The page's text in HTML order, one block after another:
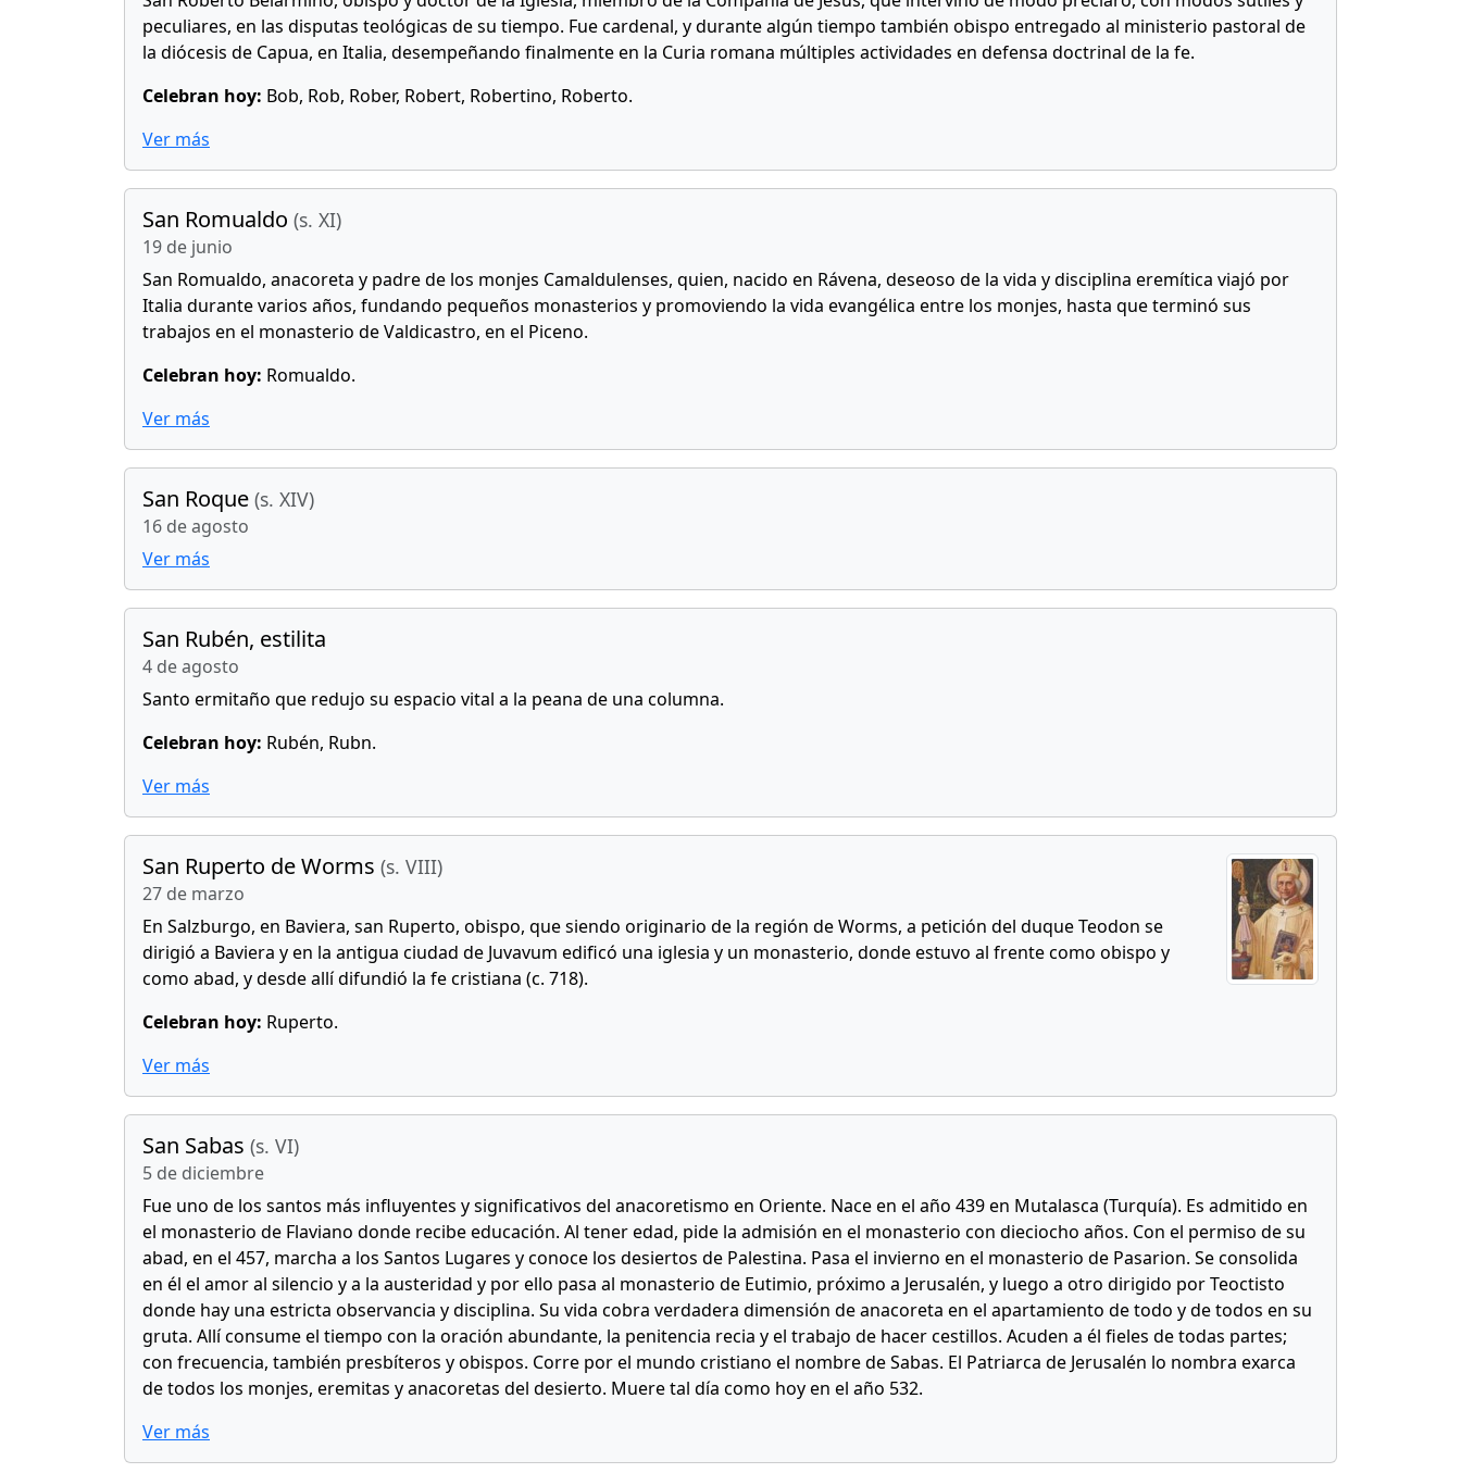
peculiares, en las disputas teológicas de su tiempo. Fue cardenal, y durante algún tiempo también obispo entregado al ministerio pastoral de
la diócesis de Capua, en Italia, desempeñando finalmente en la Curia romana múltiples actividades en defensa doctrinal de la fe.
Celebran hoy: Bob, Rob, Rober, Robert, Robertino, Roberto.
Ver más
San Romualdo (s. XI)
19 de junio
San Romualdo, anacoreta y padre de los monjes Camaldulenses, quien, nacido en Rávena, deseoso de la vida y disciplina eremítica viajó por
Italia durante varios años, fundando pequeños monasterios y promoviendo la vida evangélica entre los monjes, hasta que terminó sus
trabajos en el monasterio de Valdicastro, en el Piceno.
Celebran hoy: Romualdo.
Ver más
San Roque (s. XIV)
16 de agosto
Ver más
San Rubén, estilita
4 de agosto
Santo ermitaño que redujo su espacio vital a la peana de una columna.
Celebran hoy: Rubén, Rubn.
Ver más
San Ruperto de Worms (s. VIII)
27 de marzo
En Salzburgo, en Baviera, san Ruperto, obispo, que siendo originario de la región de Worms, a petición del duque Teodon se
dirigió a Baviera y en la antigua ciudad de Juvavum edificó una iglesia y un monasterio, donde estuvo al frente como obispo y
como abad, y desde allí difundió la fe cristiana (c. 718).
Celebran hoy: Ruperto.
Ver más
San Sabas (s. VI)
5 de diciembre
Fue uno de los santos más influyentes y significativos del anacoretismo en Oriente. Nace en el año 439 en Mutalasca (Turquía). Es admitido en
el monasterio de Flaviano donde recibe educación. Al tener edad, pide la admisión en el monasterio con dieciocho años. Con el permiso de su
abad, en el 457, marcha a los Santos Lugares y conoce los desiertos de Palestina. Pasa el invierno en el monasterio de Pasarion. Se consolida
en él el amor al silencio y a la austeridad y por ello pasa al monasterio de Eutimio, próximo a Jerusalén, y luego a otro dirigido por Teoctisto
donde hay una estricta observancia y disciplina. Su vida cobra verdadera dimensión de anacoreta en el apartamiento de todo y de todos en su
gruta. Allí consume el tiempo con la oración abundante, la penitencia recia y el trabajo de hacer cestillos. Acuden a él fieles de todas partes;
con frecuencia, también presbíteros y obispos. Corre por el mundo cristiano el nombre de Sabas. El Patriarca de Jerusalén lo nombra exarca
de todos los monjes, eremitas y anacoretas del desierto. Muere tal día como hoy en el año 532.
Ver más